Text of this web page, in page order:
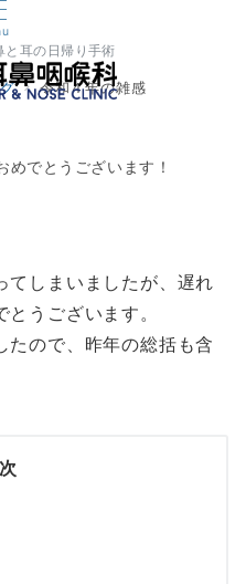
と耳の日帰り手術
令和４年の雑感
でとうございます！
てしまいましたが、遅れ
うございます。
たので、昨年の総括も含